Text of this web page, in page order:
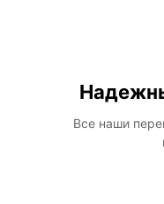
Все наши